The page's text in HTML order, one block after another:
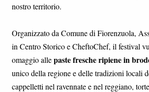
nostro territorio.
Organizzato da Comune di Fiorenzuola,
in Centro Storico e CheftoChef, il festival
omaggio allepaste fresche ripiene in
unico della regione e delle tradizioni locali
cappelletti nel ravennate e nel reggiano,